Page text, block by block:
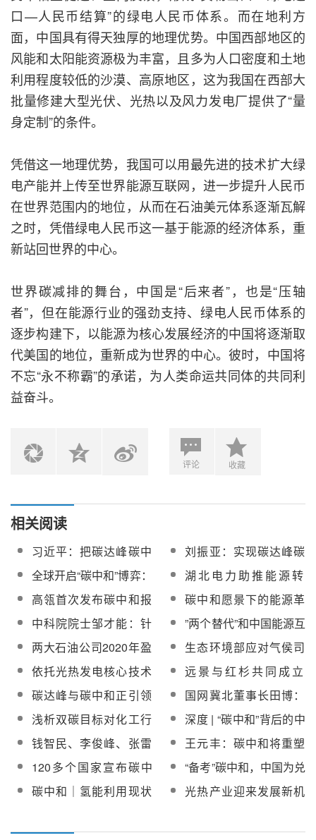
口—人民币结算”的绿电人民币体系。而在地利方
面，中国具有得天独厚的地理优势。中国西部地区的
风能和太阳能资源极为丰富，且多为人口密度和土地
利用程度较低的沙漠、高原地区，这为我国在西部大
批量修建大型光伏、光热以及风力发电厂提供了“量
身定制”的条件。
凭借这一地理优势，我国可以用最先进的技术扩大绿
电产能并上传至世界能源互联网，进一步提升人民币
在世界范围内的地位，从而在石油美元体系逐渐瓦解
之时，凭借绿电人民币这一基于能源的经济体系，重
新站回世界的中心。
世界碳减排的舞台，中国是“后来者”，也是“压轴
者”，但在能源行业的强劲支持、绿电人民币体系的
逐步构建下，以能源为核心发展经济的中国将逐渐取
代美国的地位，重新成为世界的中心。彼时，中国将
不忘“永不称霸”的承诺，为人类命运共同体的共同利
益奋斗。
评论 收藏
相关阅读
习近平：把碳达峰碳中
和纳入生态文明建设整
体布局
刘振亚：实现碳达峰碳
中和的根本途径
全球开启“碳中和”博弈：
能源行业是中国破局关
键
湖北电力助推能源转
型，实现“碳达峰、碳中
和”目标
高瓴首次发布碳中和报
告：“2060碳中和”目
标，将倒逼中国能源转
型
碳中和愿景下的能源革
命将引领“十四五”低碳发
展
中科院院士邹才能：针
对实现碳中和的7项实施
建议
”两个替代”和中国能源互
联网将对我国碳中和作
出决定性贡献
两大石油公司2020年盈
利400亿，加大投资推
进“碳中和”战略
生态环境部应对气侯司
司长李高：深刻和理解
碳达峰、碳中和的重大
意义
依托光热发电核心技术
及装备，上海电气助力
实现碳中和目标
远景与红杉共同成立
100亿元人民币碳中和
技术基金
碳达峰与碳中和正引领
能源革命
国网冀北董事长田博：
发挥优势激发潜能，推
动碳达峰、碳中和目标
落地
浅析双碳目标对化工行
业的五大影响
深度 | “碳中和”背后的中
国能源大三角
钱智民、李俊峰、张雷
做客央视《对话》：碳
中和倒计时
王元丰：碳中和将重塑
地缘政治格局
120多个国家宣布碳中
和目标，实现路径依靠
“中国方案”
“备考”碳中和，中国为兑
现承诺这么拼！
碳中和｜氢能利用现状
光热产业迎来发展新机